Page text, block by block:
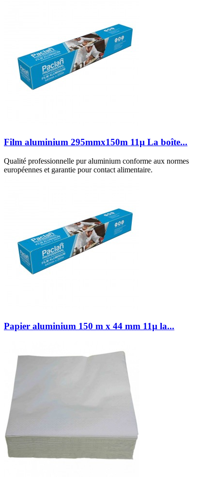
Film aluminium 295mmx150m 11µ La boîte...
Qualité professionnelle pur aluminium conforme aux normes
européennes et garantie pour contact alimentaire.
Papier aluminium 150 m x 44 mm 11µ la...